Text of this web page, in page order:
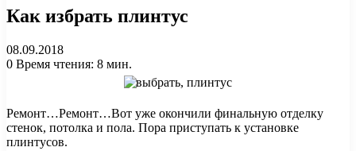
Как избрать плинтус
08.09.2018
0 Время чтения: 8 мин.
Ремонт…Ремонт…Вот уже окончили финальную отделку
стенок, потолка и пола. Пора приступать к установке
плинтусов.